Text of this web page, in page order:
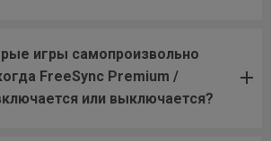
игры самопроизвольно
FreeSync Premium /
или выключается?